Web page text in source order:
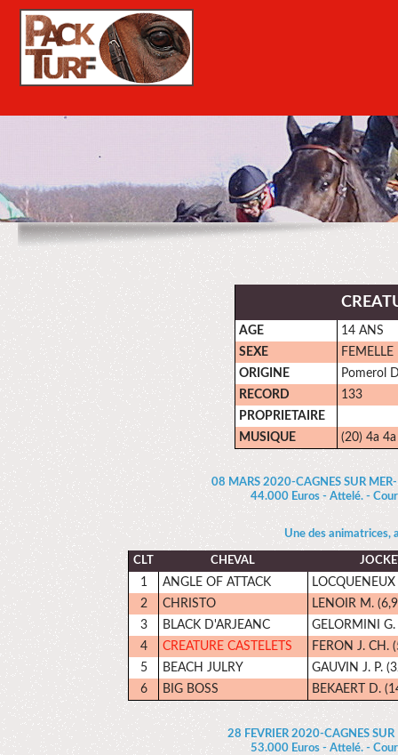
AGE
14 ANS
SEXE
FEMELLE
ORIGINE
Pomerol
RECORD
133
PROPRIETAIRE
MUSIQUE
(20) 4a
08 MARS 2020-CAGNES SUR
44.000 Euros - Attelé. -
Une des animatrices,
CLT CHEVAL
1 ANGLE OF ATTACK
2
CHRISTO
LENOIR M.
3
BLACK D'ARJEANC
GELORMINI
4
CREATURE CASTELETS
FERON J. CH.
5
BEACH JULRY
GAUVIN J. P.
6
BIG BOSS BEKAERT D.
28 FEVRIER 2020-CAGNES
53.000 Euros - Attelé. -